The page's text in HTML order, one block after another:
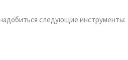
следующие инструменты: